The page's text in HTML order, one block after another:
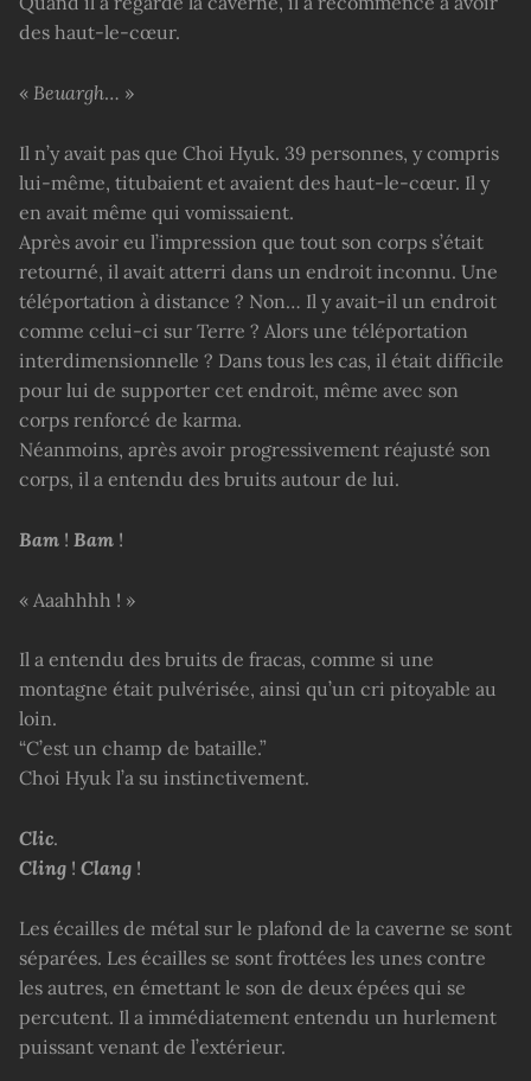
des haut-le-cœur.
« Beuargh… »
Il n’y avait pas que Choi Hyuk. 39 personnes, y compris
lui-même, titubaient et avaient des haut-le-cœur. Il y
en avait même qui vomissaient.
Après avoir eu l’impression que tout son corps s’était
retourné, il avait atterri dans un endroit inconnu. Une
téléportation à distance ? Non… Il y avait-il un endroit
comme celui-ci sur Terre ? Alors une téléportation
interdimensionnelle ? Dans tous les cas, il était difficile
pour lui de supporter cet endroit, même avec son
corps renforcé de karma.
Néanmoins, après avoir progressivement réajusté son
corps, il a entendu des bruits autour de lui.
Bam ! Bam !
« Aaahhhh ! »
Il a entendu des bruits de fracas, comme si une
montagne était pulvérisée, ainsi qu’un cri pitoyable au
loin.
“C’est un champ de bataille.”
Choi Hyuk l’a su instinctivement.
Clic.
Cling ! Clang !
Les écailles de métal sur le plafond de la caverne se sont
séparées. Les écailles se sont frottées les unes contre
les autres, en émettant le son de deux épées qui se
percutent. Il a immédiatement entendu un hurlement
puissant venant de l’extérieur.